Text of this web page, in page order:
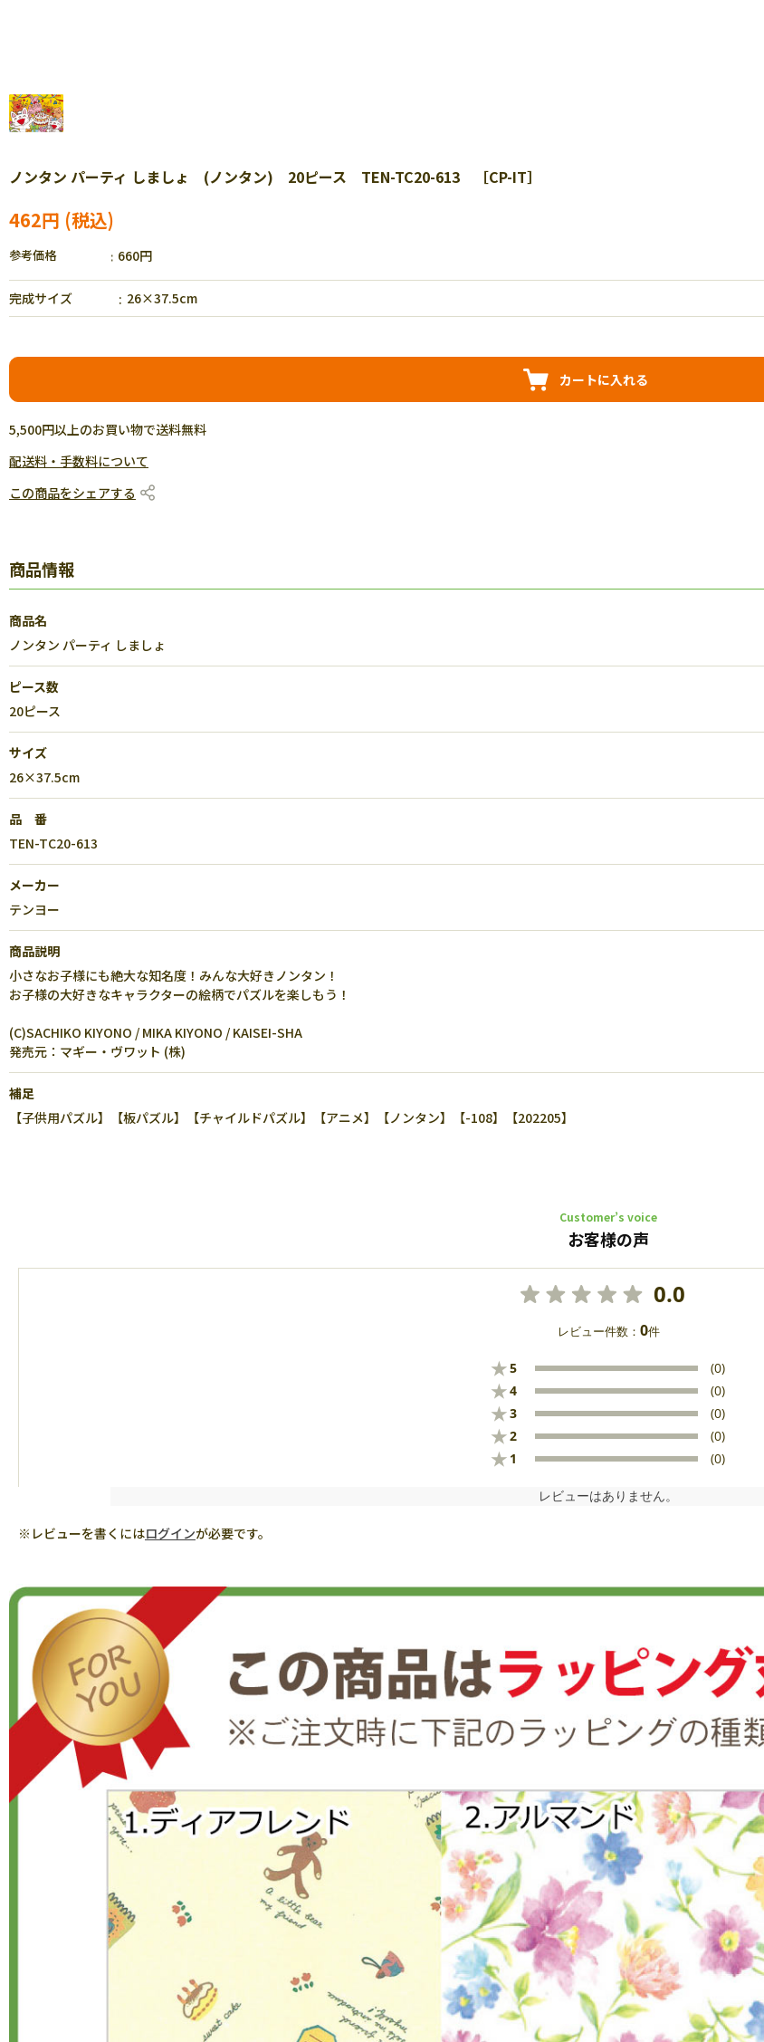
ノンタン パーティ しましょ (ノンタン) 20ピース TEN-TC20-613 ［CP-IT］
462円
参考価格 660円
完成サイズ 26×37.5cm
カートに入れる
5,500円以上のお買い物で送料無料
配送料・手数料について
この商品をシェアする
商品情報
商品名
ノンタン パーティ しましょ
ピース数
20ピース
サイズ
26×37.5cm
品 番
TEN-TC20-613
メーカー
テンヨー
商品説明
小さなお子様にも絶大な知名度！みんな大好きノンタン！
お子様の大好きなキャラクターの絵柄でパズルを楽しもう！
(C)SACHIKO KIYONO / MIKA KIYONO / KAISEI-SHA
発売元：マギー・ヴワット (株)
補足
【子供用パズル】【板パズル】【チャイルドパズル】【アニメ】【ノンタン】【-108】【202205】
Customer’s voice
お客様の声
0.0
レビュー件数： 0件
★5 (0)
★4 (0)
★3 (0)
★2 (0)
★ 1 (0)
レビューはありません。
※レビューを書くにはログインが必要です。